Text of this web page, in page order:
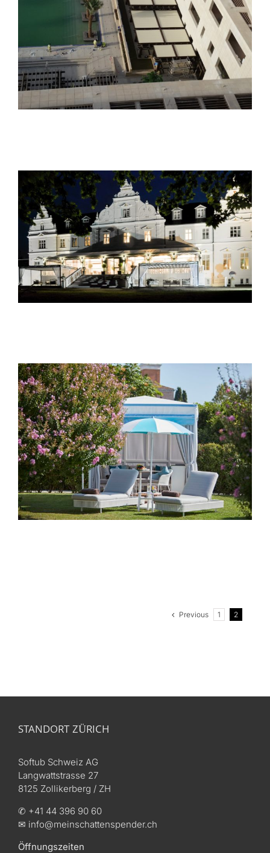
Previous 1 2
STANDORT ZÜRICH
Softub Schweiz AG
Langwattstrasse 27
8125 Zollikerberg / ZH
✆ +41 44 396 90 60
✉ info@meinschattenspender.ch
Öffnungszeiten